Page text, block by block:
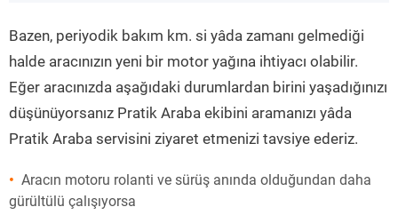
Bazen, periyodik bakım km. si yâda zamanı gelmediği
halde aracınızın yeni bir motor yağına ihtiyacı olabilir.
Eğer aracınızda aşağıdaki durumlardan birini yaşadığınızı
düşünüyorsanız Pratik Araba ekibini aramanızı yâda
Pratik Araba servisini ziyaret etmenizi tavsiye ederiz.
Aracın motoru rolanti ve sürüş anında olduğundan daha
gürültülü çalışıyorsa